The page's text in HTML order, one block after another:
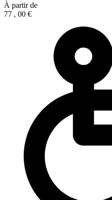
À partir de
77 , 00 €